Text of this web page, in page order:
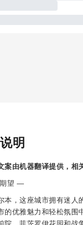
明
案由机器翻译提供，相
望 —
本，这座城市拥有迷人
的优雅魅力和轻松氛围